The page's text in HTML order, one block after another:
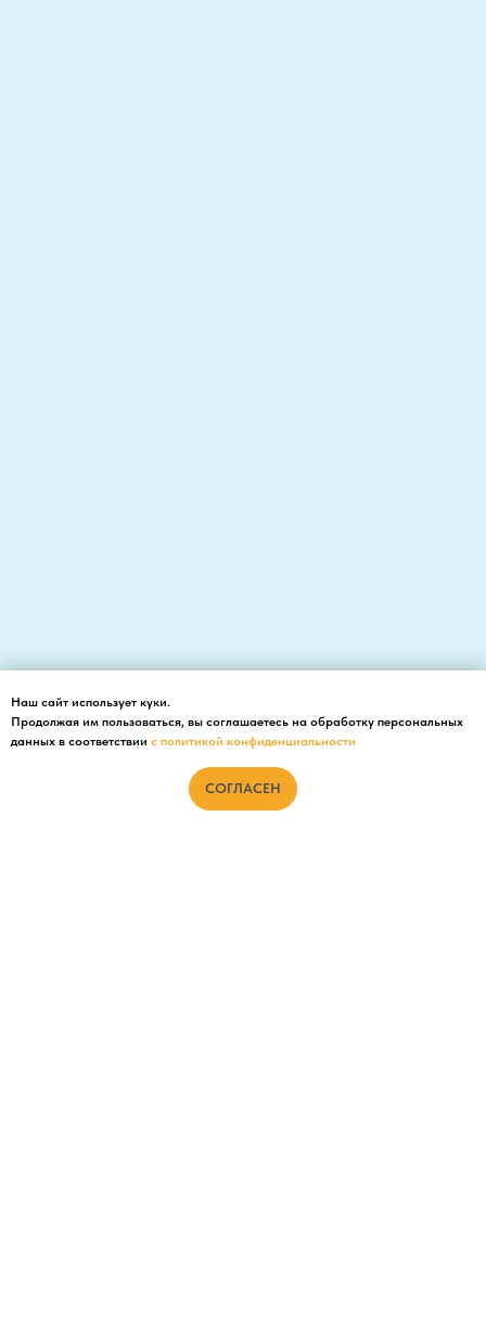
Наш сайт использует куки.
Продолжая им пользоваться, вы соглашаетесь на обработку персональных
данных в соответствии с политикой конфиденциальности
СОГЛАСЕН